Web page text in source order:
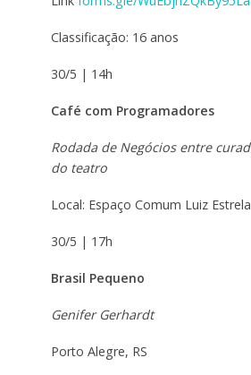
Classificação: 16 anos
30/5 | 14h
Café com Programadores
Rodada de Negócios entre
do teatro
Local: Espaço Comum Luiz Estrela
30/5 | 17h
Brasil Pequeno
Genifer Gerhardt
Porto Alegre, RS